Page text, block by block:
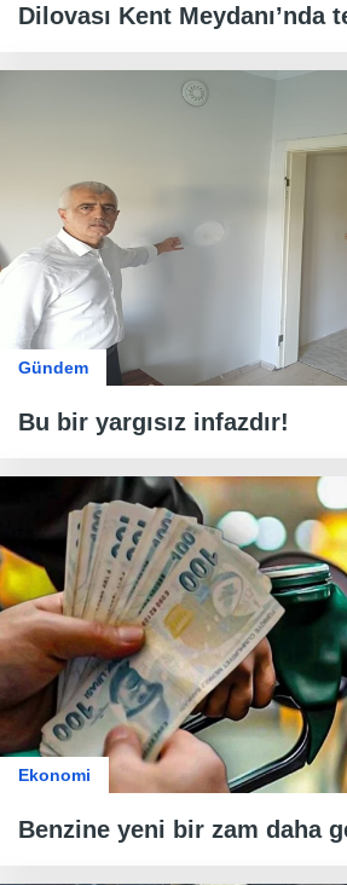
Dilovası Kent Meydanı’nda
Gündem
Bu bir yargısız infazdır!
Ekonomi
Benzine yeni bir zam daha